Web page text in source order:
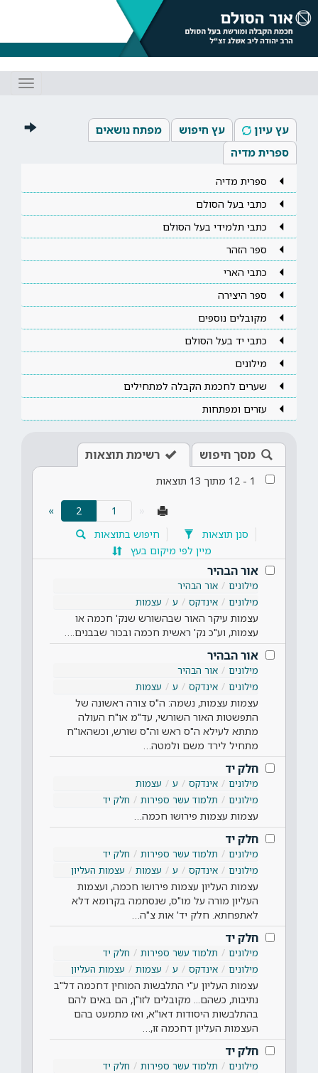
עץ עיון עץ חיפוש
מפתח נושאים
ספרית מדיה
ספרית מדיה
כתבי בעל הסולם
כתבי תלמידי בעל הסולם
ספר הזהר
כתבי הארי
ספר היצירה
מקובלים נוספים
כתבי יד בעל הסולם
מילונים
שערים לחכמת הקבלה למתחילים
עזרים ומפתחות
מסך חיפוש רשימת תוצאות
1
-
12 מתוך 13 תוצאות
2
»
סנן תוצאות
חיפוש בתוצאות
מיין לפי מיקום בעץ
אור הבהיר
מילונים
אור הבהיר
מילונים
אינדקס ע עצמות
עצמות עיקר האור שבהשורש שנק' חכמה או
עצמות, וע"כ נק' ראשית חכמה ובכור שבבנים.…
אור הבהיר
מילונים
אור הבהיר
מילונים
אינדקס ע עצמות
עצמות עצמות, נשמה: ה"ס צורה ראשונה של
התפשטות האור השורשי, עד"מ או"ח העולה
מתתא לעילא ה"ס ראש וה"ס שורש, וכשהאו"ח
מתחיל לירד משם ולמטה…
חלק יד
מילונים אינדקס ע
עצמות
מילונים
תלמוד עשר ספירות חלק יד
עצמות עצמות פירושו חכמה…
חלק יד
מילונים תלמוד עשר ספירות
חלק יד
מילונים
אינדקס ע עצמות עצמות העליון
עצמות העליון עצמות פירושו חכמה, ועצמות
העליון מורה על מו"ס, שנסתמה בקרומא דלא
לאתפחתא. חלק יד' אות צ"ה…
חלק יד
מילונים תלמוד עשר ספירות
חלק יד
מילונים
אינדקס ע עצמות עצמות העליון
עצמות העליון ע"י התלבשות המוחין דחכמה דל"ב
נתיבות, כשהם... מקובלים לזו"ן, הם באים להם
בהתלבשות היסודות דאו"א, ואז מתמעט בהם
העצמות העליון דחכמה זו,…
חלק יד
מילונים תלמוד עשר ספירות
חלק יד